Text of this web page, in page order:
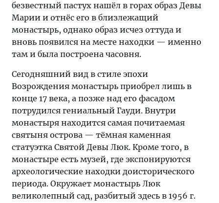
безвестный пастух нашёл в горах образ Девы
Марии и отнёс его в близлежащий
монастырь, однако образ исчез оттуда и
вновь появился на месте находки — именно
там и была построена часовня.
Сегодняшний вид в стиле эпохи
Возрождения монастырь приобрел лишь в
конце 17 века, а позже над его фасадом
потрудился гениальный Гауди. Внутри
монастыря находится самая почитаемая
святыня острова — тёмная каменная
статуэтка Святой Девы Люк. Кроме того, в
монастыре есть музей, где экспонируются
археологические находки доисторического
периода. Окружает монастырь Люк
великолепный сад, разбитый здесь в 1956 г.